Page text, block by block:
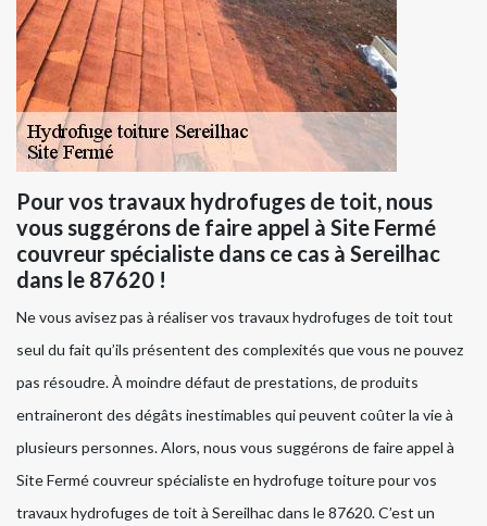
Pour vos travaux hydrofuges de toit, nous
vous suggérons de faire appel à Site Fermé
couvreur spécialiste dans ce cas à Sereilhac
dans le 87620 !
Ne vous avisez pas à réaliser vos travaux hydrofuges de toit tout
seul du fait qu’ils présentent des complexités que vous ne pouvez
pas résoudre. À moindre défaut de prestations, de produits
entraineront des dégâts inestimables qui peuvent coûter la vie à
plusieurs personnes. Alors, nous vous suggérons de faire appel à
Site Fermé couvreur spécialiste en hydrofuge toiture pour vos
travaux hydrofuges de toit à Sereilhac dans le 87620. C’est un